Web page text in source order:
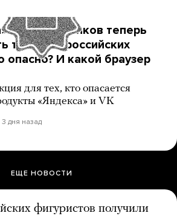
и других банков теперь
только в российских
опасно? И какой браузер
для тех, кто опасается
«Яндекса» и VK
3 дня назад
ЕЩЕ НОВОСТИ
фигуристов получили